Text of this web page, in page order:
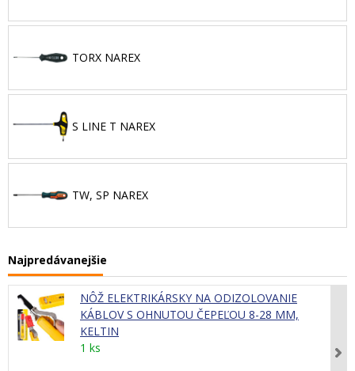
TORX NAREX
S LINE T NAREX
TW, SP NAREX
Najpredávanejšie
NÔŽ ELEKTRIKÁRSKY NA ODIZOLOVANIE
KÁBLOV S OHNUTOU ČEPEĽOU 8-28 MM,
KELTIN
1 ks